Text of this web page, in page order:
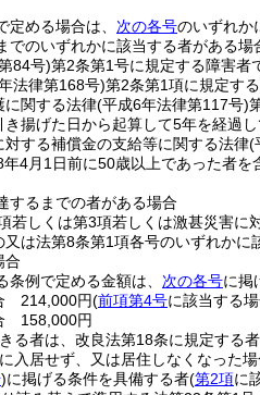
める場合は、 次の各号のいずれか
でのいずれかに該当する者がある場
84号)第2条第1号に規定する障害者
法律第168号)第2条第1項に規定す
に関する法律(平成6年法律第117号)
揚げた日から起算して5年を経過
する補償金の支給等に関する法律(
4月1日前に50歳以上であった者を
するまでの者がある場合
若しくは第3項若しくは激甚災害に
は法第8条第1項各号のいずれか
合
例で定める金額は、 次の各号に掲
214,000円(前項第4号に該当する
158,000円
る者は、改良法第18条に規定する
入居せず、又は居住しなくなった場
)に掲げる条件を具備する者(第2項に